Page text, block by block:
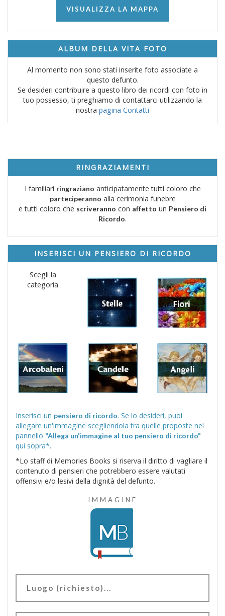
VISUALIZZA LA MAPPA
ALBUM DELLA VITA FOTO
Al momento non sono stati inserite foto associate a
questo defunto.
Se desideri contribuire a questo libro dei ricordi con foto in
tuo possesso, ti preghiamo di contattarci utilizzando la
nostra pagina Contatti
RINGRAZIAMENTI
I familiari ringraziano anticipatamente tutti coloro che
parteciperanno alla cerimonia funebre
e tutti coloro che scriveranno con affetto un Pensiero di
Ricordo.
INSERISCI UN PENSIERO DI RICORDO
Scegli la
categoria
Inserisci un pensiero di ricordo. Se lo desideri, puoi
allegare un'immagine scegliendola tra quelle proposte nel
pannello "Allega un'immagine al tuo pensiero di ricordo"
qui sopra*.
*Lo staff di Memories Books si riserva il diritto di vagliare il
contenuto di pensieri che potrebbero essere valutati
offensivi e/o lesivi della dignità del defunto.
IMMAGINE